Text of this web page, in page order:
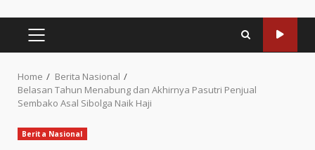
PRIMARY
MENU
Home
Berita Nasional
Belasan Tahun Menabung dan Akhirnya Pasutri Penjual
Sembako Asal Sibolga Naik Haji
Berita Nasional